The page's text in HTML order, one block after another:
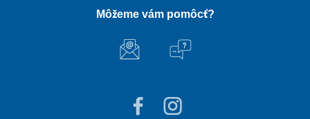
Môžeme vám pomôcť?